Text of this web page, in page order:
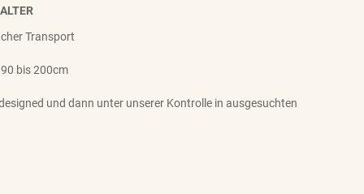
Transport
bis 200cm
und dann unter unserer Kontrolle in ausgesuchten